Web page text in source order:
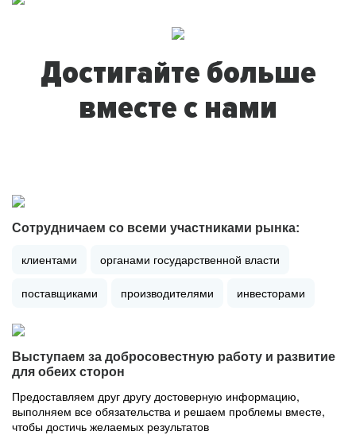
Достигайте больше
вместе с нами
Сотрудничаем со всеми участниками рынка:
клиентами органами государственной власти
поставщиками производителями инвесторами
Выступаем за добросовестную работу и развитие
для обеих сторон
Предоставляем друг другу достоверную информацию,
выполняем все обязательства и решаем проблемы вместе,
чтобы достичь желаемых результатов